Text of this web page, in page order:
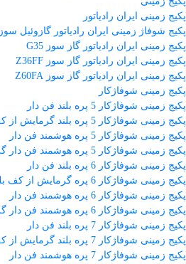
پکیج زمینی ایران رادیاتور
پکیج شوفاژ زمینی ایران رادیاتور گازوئیل سوز D35
پکیج زمینی ایران رادیاتور گاز سوز G35
پکیج زمینی ایران رادیاتور گاز سوز Z36FF
پکیج زمینی ایران رادیاتور گاز سوز Z60FA
پکیج زمینی شوفاژکار
پکیج زمینی شوفاژکار 5 پره بلند فن دار
پکیج زمینی شوفاژکار 5 پره بلند گرمایش از کف فن دار با پمپ گراندفوس
پکیج زمینی شوفاژکار 5 پره هوشمند فن دار
پکیج زمینی شوفاژکار 5 پره هوشمند فن دار گرمایش از کف
پکیج زمینی شوفاژکار 6 پره بلند فن دار
پکیج زمینی شوفاژکار 6 پره گرمایش از کف بلند فن دار
پکیج زمینی شوفاژکار 6 پره هوشمند فن دار
پکیج زمینی شوفاژکار 6 پره هوشمند فن دار گرمایش از کف
پکیج زمینی شوفاژکار 7 پره بلند فن دار
پکیج زمینی شوفاژکار 7 پره بلند گرمایش از کف فن دار
پکیج زمینی شوفاژکار 7 پره هوشمند فن دار